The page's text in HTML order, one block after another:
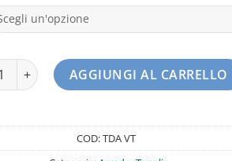
armadiato senza alzatina Amitek
AGGIUNGI AL CARRELLO
COD:TDA VT